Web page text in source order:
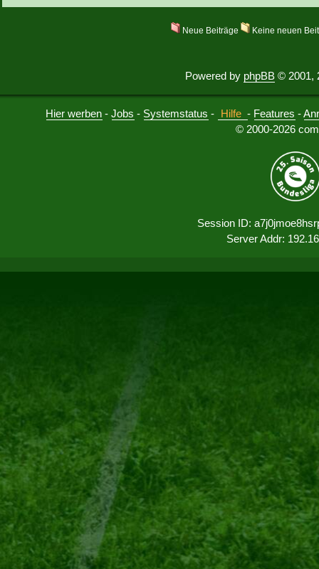
Neue Beiträge Keine neuen
Powered by phpBB © 2001,
Hier werben -Jobs - Systemstatus - Hilfe - Features -
© 2000-2026
Session ID:
Server Addr: